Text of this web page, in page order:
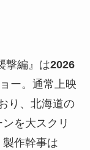
撃編』は2026
ー。通常上映
り、北海道の
を大スクリ
作幹事は